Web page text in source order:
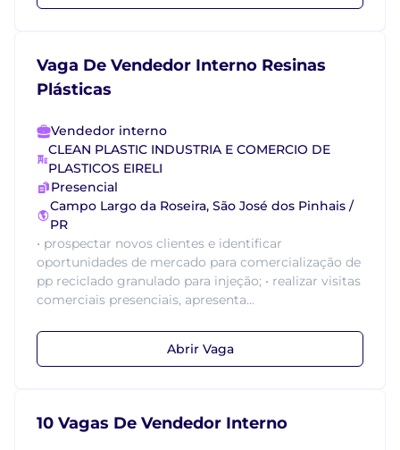
Vaga De Vendedor Interno Resinas
Plásticas
Vendedor interno
CLEAN PLASTIC INDUSTRIA E COMERCIO DE
PLASTICOS EIRELI
Presencial
Campo Largo da Roseira, São José dos Pinhais /
PR
• prospectar novos clientes e identificar
oportunidades de mercado para comercialização de
pp reciclado granulado para injeção; • realizar visitas
comerciais presenciais, apresenta...
Abrir Vaga
10 Vagas De Vendedor Interno